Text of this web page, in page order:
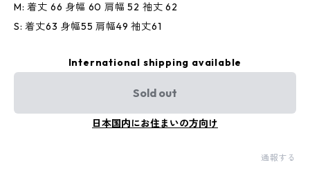
M: 着丈 66 身幅 60 肩幅 52 袖丈 62
S: 着丈63 身幅55 肩幅49 袖丈61
International shipping available
Sold out
日本国内にお住まいの方向け
通報する